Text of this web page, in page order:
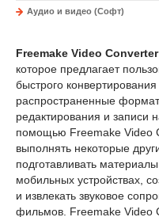
Аудио и видео (Софт)
Freemake Video Converter
которое предлагает
быстрого
распространенные
редактирования и записи
помощью Freemake Video
выполнять некоторые
подготавливать
мобильных устройствах,
и извлекать звуковое
фильмов. Freemake Video